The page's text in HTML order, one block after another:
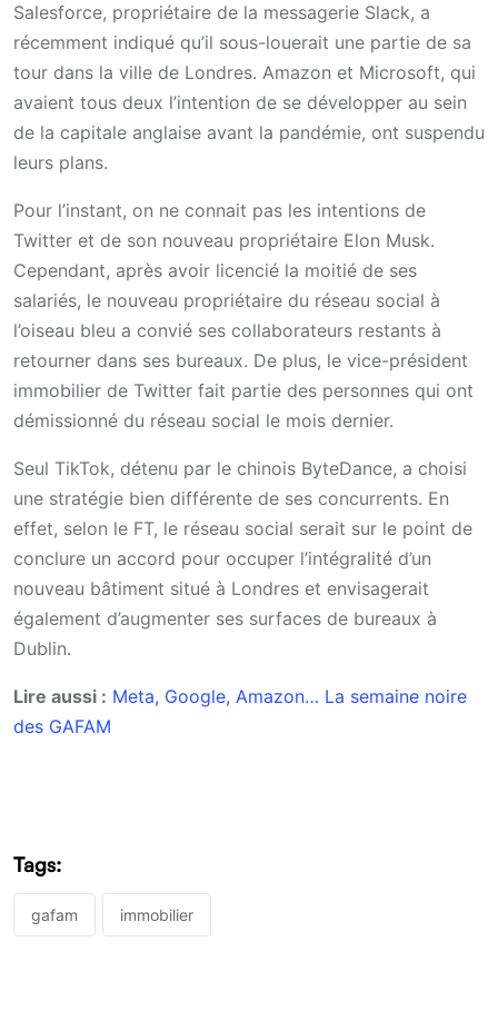
Salesforce, propriétaire de la messagerie Slack, a
récemment indiqué qu’il sous-louerait une partie de sa
tour dans la ville de Londres. Amazon et Microsoft, qui
avaient tous deux l’intention de se développer au sein
de la capitale anglaise avant la pandémie, ont suspendu
leurs plans.
Pour l’instant, on ne connait pas les intentions de
Twitter et de son nouveau propriétaire Elon Musk.
Cependant, après avoir licencié la moitié de ses
salariés, le nouveau propriétaire du réseau social à
l’oiseau bleu a convié ses collaborateurs restants à
retourner dans ses bureaux. De plus, le vice-président
immobilier de Twitter fait partie des personnes qui ont
démissionné du réseau social le mois dernier.
Seul TikTok, détenu par le chinois ByteDance, a choisi
une stratégie bien différente de ses concurrents. En
effet, selon le FT, le réseau social serait sur le point de
conclure un accord pour occuper l’intégralité d’un
nouveau bâtiment situé à Londres et envisagerait
également d’augmenter ses surfaces de bureaux à
Dublin.
Lire aussi : Meta, Google, Amazon… La semaine noire
des GAFAM
Tags:
gafam immobilier